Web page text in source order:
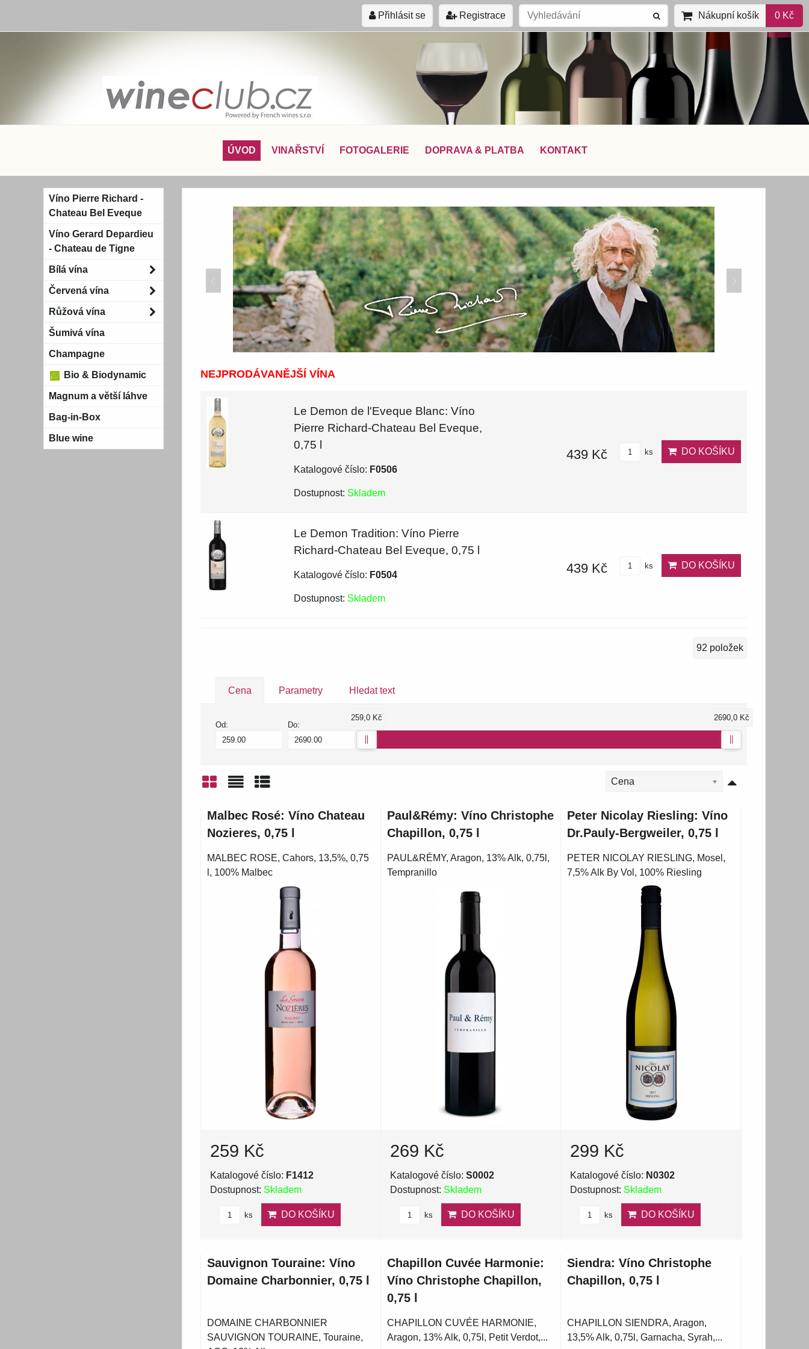
Přihlásit se Registrace Nákupní košík 0 Kč
ÚVOD VINAŘSTVÍ FOTOGALERIE DOPRAVA & PLATBA KONTAKT
NEJPRODÁVANĚJŠÍ VÍNA
Le Demon de l'Eveque Blanc: Víno
Pierre Richard-Chateau Bel Eveque,
0,75 l
Katalogové číslo: F0506
Dostupnost: Skladem
439 Kč ks DO KOŠÍKU
Le Demon Tradition: Víno Pierre
Richard-Chateau Bel Eveque, 0,75 l
Katalogové číslo: F0504
Dostupnost: Skladem
439 Kč ks DO KOŠÍKU
92 položek
Cena Parametry Hledat text
Od: Do:
259,0 Kč 2690,0 Kč
Cena
Malbec Rosé: Víno Chateau
Nozieres, 0,75 l
MALBEC ROSE, Cahors, 13,5%, 0,75
l, 100% Malbec
259 Kč
Katalogové číslo: F1412
Dostupnost: Skladem
ks DO KOŠÍKU
Paul&Rémy: Víno Christophe
Chapillon, 0,75 l
PAUL&RÉMY, Aragon, 13% Alk, 0,75l,
Tempranillo
269 Kč
Katalogové číslo: S0002
Dostupnost: Skladem
ks DO KOŠÍKU
Peter Nicolay Riesling: Víno
Dr.Pauly-Bergweiler, 0,75 l
PETER NICOLAY RIESLING, Mosel,
7,5% Alk By Vol, 100% Riesling
299 Kč
Katalogové číslo: N0302
Dostupnost: Skladem
ks DO KOŠÍKU
Sauvignon Touraine: Víno
Domaine Charbonnier, 0,75 l
DOMAINE CHARBONNIER
SAUVIGNON TOURAINE, Touraine,
Chapillon Cuvée Harmonie:
Víno Christophe Chapillon,
0,75 l
CHAPILLON CUVÉE HARMONIE,
Aragon, 13% Alk, 0,75l, Petit Verdot,...
Siendra: Víno Christophe
Chapillon, 0,75 l
CHAPILLON SIENDRA, Aragon,
13,5% Alk, 0,75l, Garnacha, Syrah,...
Víno Pierre Richard -
Chateau Bel Eveque
Víno Gerard Depardieu
- Chateau de Tigne
Bílá vína
Červená vína
Růžová vína
Šumivá vína
Champagne
Bio & Biodynamic
Magnum a větší láhve
Bag-in-Box
Blue wine